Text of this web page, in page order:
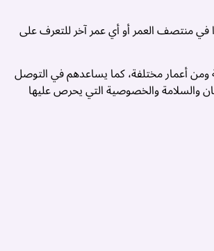
في منتصف العمر أو أي عمر آخر للتعرف على
أعمار مختلفة، كما يساعدهم في التوصل
والسلامة والخصوصية التي يحرص عليها